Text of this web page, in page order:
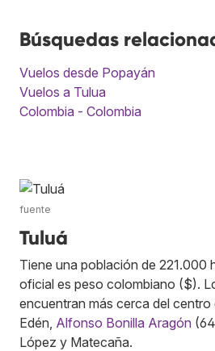
Búsquedas
Vuelos desde Popayán
Vuelos a Tulua
Colombia - Colombia
fuente
Tuluá
Tiene una población de 221.000
oficial es peso colombiano ($).
encuentran más cerca del centro
Edén, Alfonso Bonilla Aragón
López y Matecaña.